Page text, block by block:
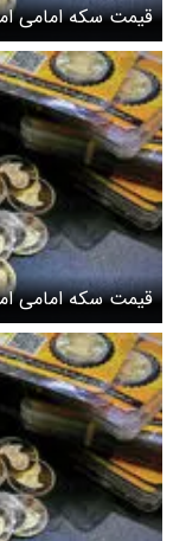
قیمت سکه
قیمت سکه